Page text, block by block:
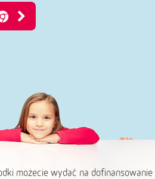
możecie wydać na